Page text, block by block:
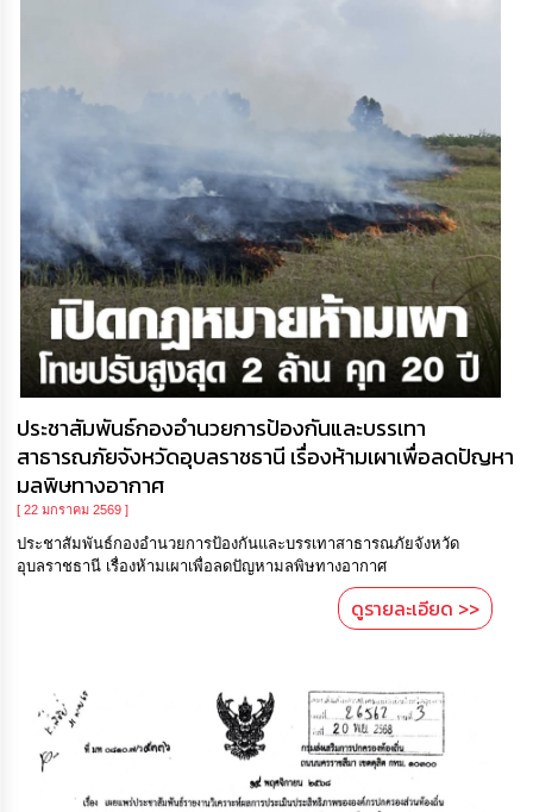
ประชาสัมพันธ์กองอำนวยการป้องกันและบรรเทา
สาธารณภัยจังหวัดอุบลราชธานี เรื่องห้ามเผาเพื่อลดปัญหา
มลพิษทางอากาศ
[ 22 มกราคม 2569 ]
ประชาสัมพันธ์กองอำนวยการป้องกันและบรรเทาสาธารณภัยจังหวัด
อุบลราชธานี เรื่องห้ามเผาเพื่อลดปัญหามลพิษทางอากาศ
ดูรายละเอียด >>